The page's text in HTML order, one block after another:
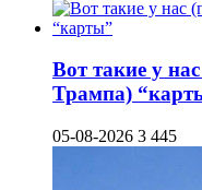
Вот такие у
Трампа)
05-08-2026 3 445